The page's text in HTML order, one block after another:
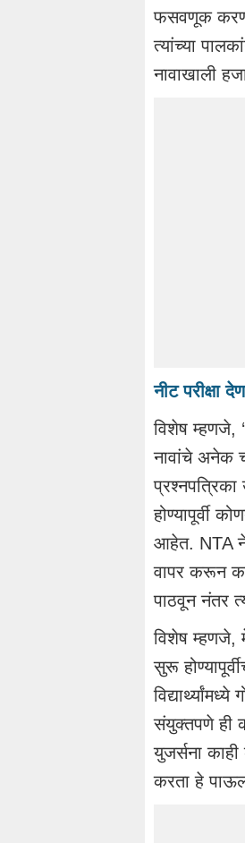
फसवणूक
त्यांच्या
नावाखाली
नीट परीक्षा
विशेष म्हणजे,
नावांचे अनेक
होण्यापूर्वी
आहेत. NTA ने
वापर करून
पाठवून नंतर
विशेष म्हणजे,
सुरू
संयुक्तपणे ही
युजर्सना काही
करता हे